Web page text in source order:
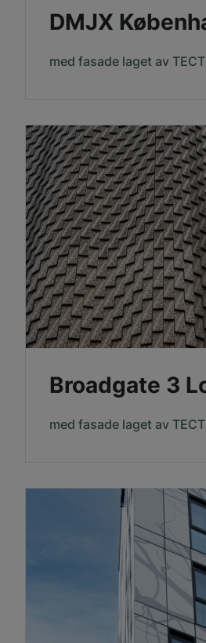
DMJX
med fasade laget av
Broadgate 3
med fasade laget av